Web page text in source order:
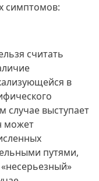
симптомов:
считать
в
случае выступает
может
путями,